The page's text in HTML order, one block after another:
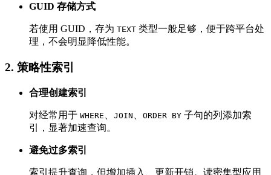
GUID 存储方式
若使用 GUID，存为 TEXT 类型一般足够，便于跨平台处
理，不会明显降低性能。
2. 策略性索引
合理创建索引
对经常用于 WHERE JOIN ORDER BY 子句的列添加索
引，显著加速查询。
避免过多索引
索引提升查询，但增加插入、更新开销。读密集型应用